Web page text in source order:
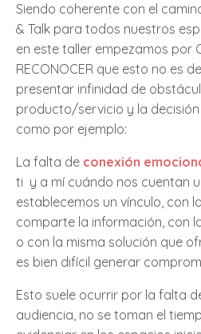
Siendo coherente con el
& Talk para todos nuestros
en este taller empezamos por
RECONOCER que esto no es
presentar infinidad de
producto/servicio y la
como por ejemplo:
La falta de conexión
ti y a mí cuándo nos cuentan
establecemos un vínculo, con
comparte la información, con
o con la misma solución que
es bien difícil generar
Esto suele ocurrir por la falta
audiencia, no se toman el